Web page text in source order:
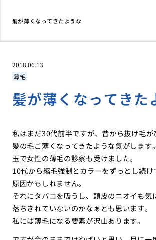
髪が薄くなってきたような
2018.06.13
薄毛
髪が薄くなってきた
私はまだ30代前半ですが、昔から抜け毛が
髪の毛ご薄くなってきたような気がします
玉で女性の薄毛の診察も受けました。
10代から縮毛強制とカラーをずっとし続
原因かもしれません。
それにタバコを吸うし、頭皮のニオイも気
落ちきれていないのかなぁとも思います。
私には薄毛になる要素が沢山あります。